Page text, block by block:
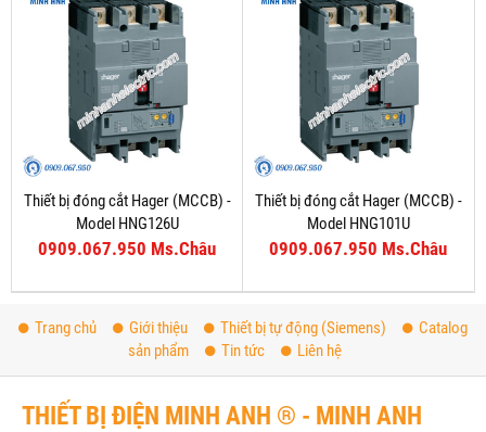
Thiết bị đóng cắt Hager (MCCB) -
Model HNG126U
0909.067.950 Ms.Châu
Thiết bị đóng cắt Hager (MCCB) -
Model HNG101U
0909.067.950 Ms.Châu
Trang chủ Giới thiệu Thiết bị tự động (Siemens)
Catalog
sản phẩm
Tin tức Liên hệ
THIẾT BỊ ĐIỆN MINH ANH ® - MINH ANH